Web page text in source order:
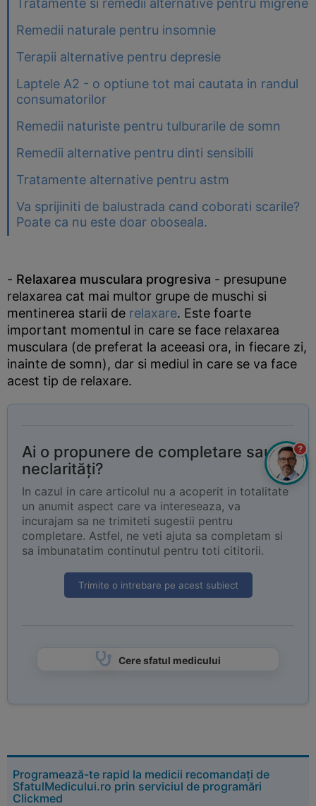
Tratamente si remedii alternative pentru migrene
Remedii naturale pentru insomnie
Terapii alternative pentru depresie
Laptele A2 - o optiune tot mai cautata in randul
consumatorilor
Remedii naturiste pentru tulburarile de somn
Remedii alternative pentru dinti sensibili
Tratamente alternative pentru astm
Va sprijiniti de balustrada cand coborati scarile?
Poate ca nu este doar oboseala.
- Relaxarea musculara progresiva - presupune
relaxarea cat mai multor grupe de muschi si
mentinerea starii de relaxare. Este foarte
important momentul in care se face relaxarea
musculara (de preferat la aceeasi ora, in fiecare zi,
inainte de somn), dar si mediul in care se va face
acest tip de relaxare.
Ai o propunere de completare sau
neclarități?
In cazul in care articolul nu a acoperit in totalitate
un anumit aspect care va intereseaza, va
incurajam sa ne trimiteti sugestii pentru
completare. Astfel, ne veti ajuta sa completam si
sa imbunatatim continutul pentru toti cititorii.
Trimite o intrebare pe acest subiect
Cere sfatul medicului
Programează-te rapid la medicii recomandați de
SfatulMedicului.ro prin serviciul de programări
Clickmed
?